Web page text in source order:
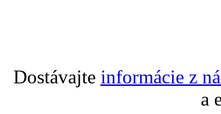
Dostávajte informácie z
a